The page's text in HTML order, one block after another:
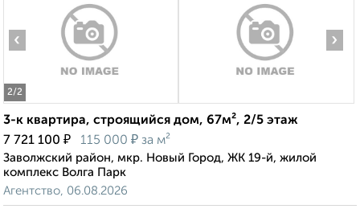
2/2
‹ ›
3-к квартира, строящийся дом, 67м², 2/5 этаж
7 721 100 ₽ 115 000 ₽ за м²
Заволжский район, мкр. Новый Город, ЖК 19-й, жилой
комплекс Волга Парк
Агентство, 06.08.2026